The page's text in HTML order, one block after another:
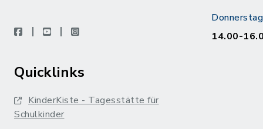
facebookyoutubeinstagram
Quicklinks
KinderKiste - Tagesstätte für
Schulkinder
14.00-